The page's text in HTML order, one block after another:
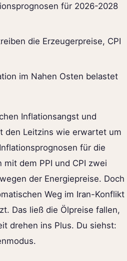
für 2026-2028
die Erzeugerpreise, CPI
im Nahen Osten belastet
Inflationsangst und
den Leitzins wie erwartet um
für die
dem PPI und CPI zwei
der Energiepreise. Doch
Weg im Iran-Konflikt
Das ließ die Ölpreise fallen,
drehen ins Plus. Du siehst: